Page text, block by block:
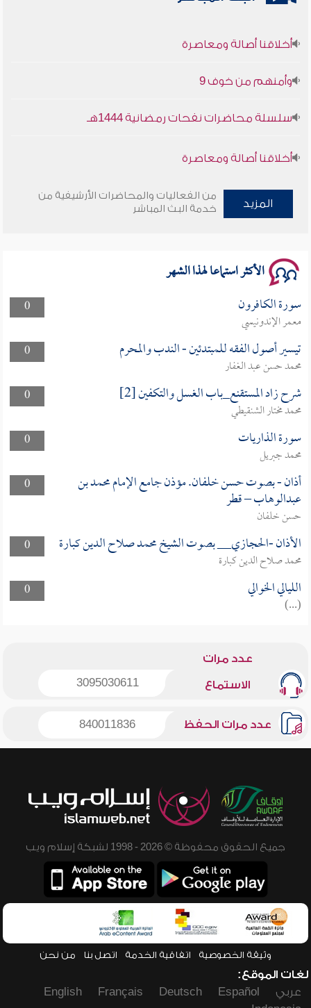
سلسلة محاضرات نفحات رمضانية 1444هـ
المزيد
من الفعاليات والمحاضرات الأرشيفية من
خدمة البث المباشر
الأكثر استماعا لهذا الشهر
0 سورة الكافرون
معمر الإندونيسي
0
تيسير أصول الفقه للمبتدئين - الندب والمحرم
محمد حسن عبد الغفار
0
شرح زاد المستقنع_باب الغسل والتكفين [2]
محمد مختار الشنقيطي
0
سورة الذاريات
محمد جبريل
0
أذان - بصوت حسن خلفان. مؤذن جامع الإمام محمد بن
عبدالوهاب – قطر
حسن خلفان
0
الأذان -الحجازي__ بصوت الشيخ محمد صلاح الدين كبارة
محمد صلاح الدين كبارة
0
الليالي الخوالي
(...)
عدد مرات
الاستماع 3095030611
عدد مرات الحفظ 840011836
جميع الحقوق محفوظة © 2026 - 1998 لشبكة إسلام ويب
وثيقة الخصوصية اتفاقية الخدمة اتصل بنا من نحن
لغات الموقع:
عربي
Español
Deutsch
Français
English